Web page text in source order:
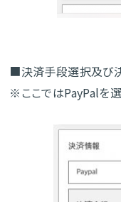
■決済手段選択及び
※ここではPayPalを